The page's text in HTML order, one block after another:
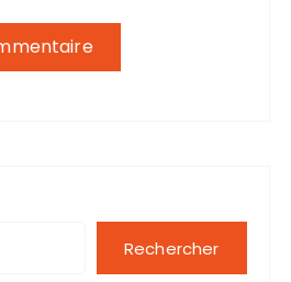
Rechercher